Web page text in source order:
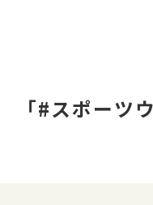
「#スポーツ